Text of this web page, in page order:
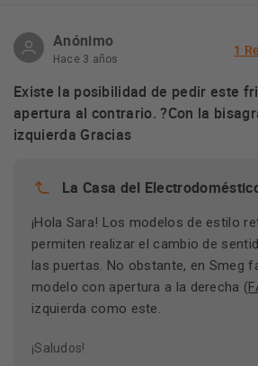
Anónimo
Hace 3 años
1
Existe la posibilidad de pedir este
apertura al contrario. ?Con la
izquierda Gracias
La Casa del
¡Hola Sara! Los modelos de estilo
permiten realizar el cambio de
las puertas. No obstante, en Smeg
modelo con apertura a la derecha (
izquierda como este.
¡Saludos!